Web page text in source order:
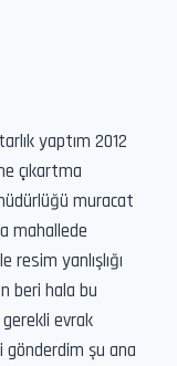
yaptım 2012
çıkartma
muracat
mahallede
yanlışlığı
beri hala bu
evrak
şu ana